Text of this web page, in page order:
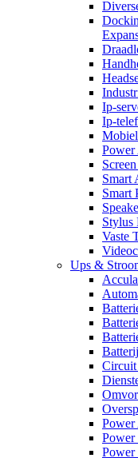
Ip-
Ip-
Power
Smart
Smart
Stylus
Vaste
Ups &
Circuit
Power
Power